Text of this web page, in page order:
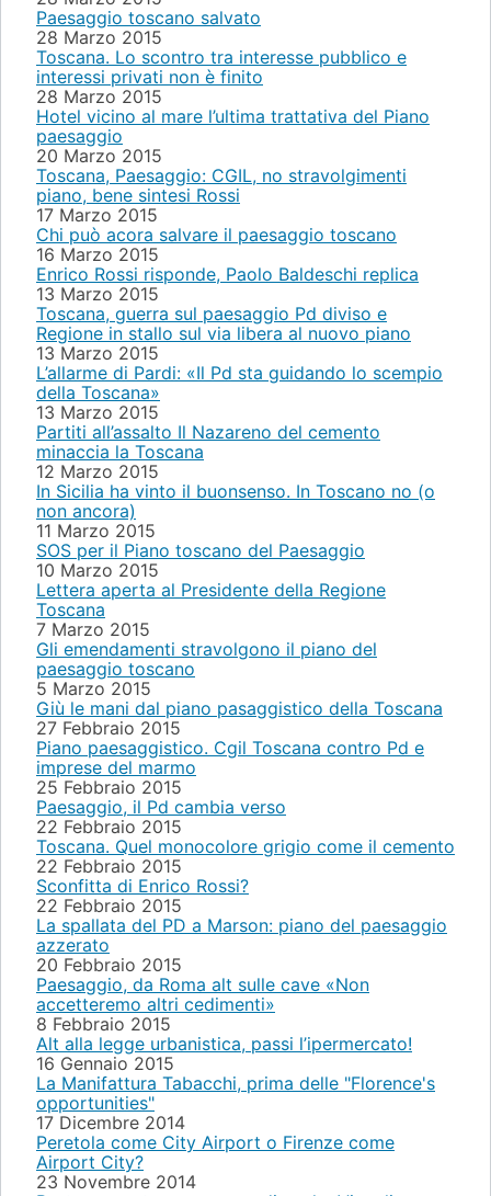
Paesaggio toscano salvato
28 Marzo 2015
Toscana. Lo scontro tra interesse pubblico e
interessi privati non è finito
28 Marzo 2015
Hotel vicino al mare l’ultima trattativa del Piano
paesaggio
20 Marzo 2015
Toscana, Paesaggio: CGIL, no stravolgimenti
piano, bene sintesi Rossi
17 Marzo 2015
Chi può acora salvare il paesaggio toscano
16 Marzo 2015
Enrico Rossi risponde, Paolo Baldeschi replica
13 Marzo 2015
Toscana, guerra sul paesaggio Pd diviso e
Regione in stallo sul via libera al nuovo piano
13 Marzo 2015
L’allarme di Pardi: «Il Pd sta guidando lo scempio
della Toscana»
13 Marzo 2015
Partiti all’assalto Il Nazareno del cemento
minaccia la Toscana
12 Marzo 2015
In Sicilia ha vinto il buonsenso. In Toscano no (o
non ancora)
11 Marzo 2015
SOS per il Piano toscano del Paesaggio
10 Marzo 2015
Lettera aperta al Presidente della Regione
Toscana
7 Marzo 2015
Gli emendamenti stravolgono il piano del
paesaggio toscano
5 Marzo 2015
Giù le mani dal piano pasaggistico della Toscana
27 Febbraio 2015
Piano paesaggistico. Cgil Toscana contro Pd e
imprese del marmo
25 Febbraio 2015
Paesaggio, il Pd cambia verso
22 Febbraio 2015
Toscana. Quel monocolore grigio come il cemento
22 Febbraio 2015
Sconfitta di Enrico Rossi?
22 Febbraio 2015
La spallata del PD a Marson: piano del paesaggio
azzerato
20 Febbraio 2015
Paesaggio, da Roma alt sulle cave «Non
accetteremo altri cedimenti»
8 Febbraio 2015
Alt alla legge urbanistica, passi l’ipermercato!
16 Gennaio 2015
La Manifattura Tabacchi, prima delle "Florence's
opportunities"
17 Dicembre 2014
Peretola come City Airport o Firenze come
Airport City?
23 Novembre 2014